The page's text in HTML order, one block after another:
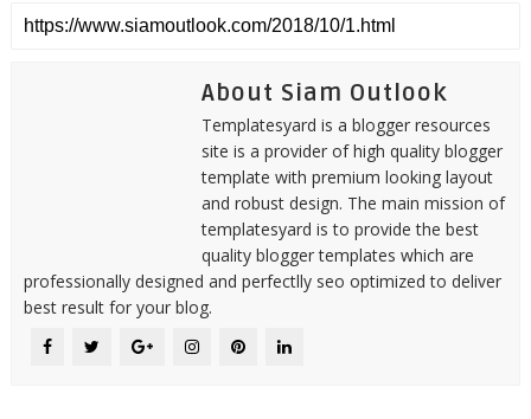
About Siam Outlook
Templatesyard is a blogger resources
site is a provider of high quality blogger
template with premium looking layout
and robust design. The main mission of
templatesyard is to provide the best
quality blogger templates which are
professionally designed and perfectlly seo optimized to deliver
best result for your blog.